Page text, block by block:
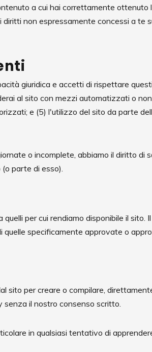
a cui hai correttamente
non espressamente concessi a te
giuridica e accetti di rispettare
al sito con mezzi automatizzati o
e (5) l'utilizzo del sito da parte
o incomplete, abbiamo il diritto di
parte di esso).
per cui rendiamo disponibile il sito.
specificamente approvate o
sito per creare o compilare,
senza il nostro consenso scritto.
in qualsiasi tentativo di